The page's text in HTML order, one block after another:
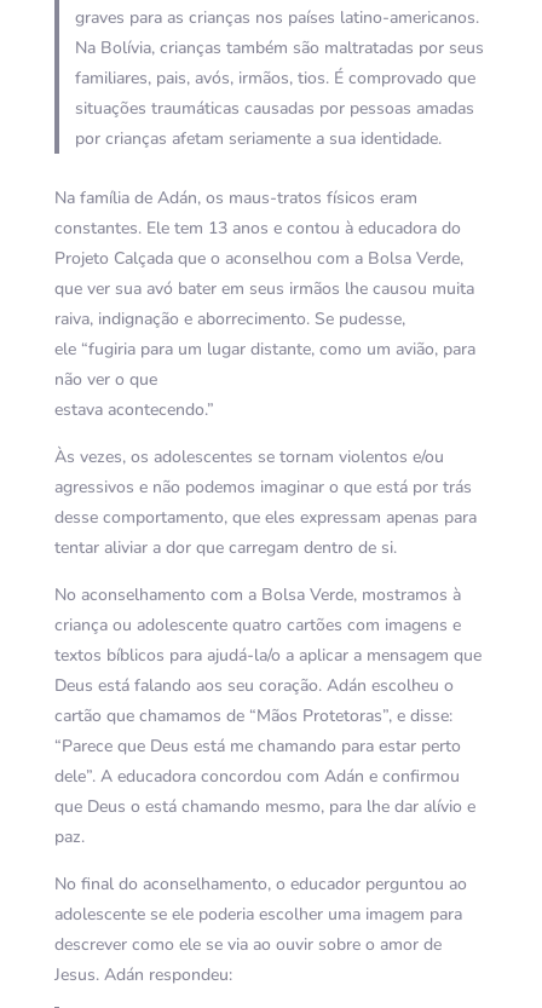
graves para as crianças nos países latino-americanos.
Na Bolívia, crianças também são maltratadas por seus
familiares, pais, avós, irmãos, tios. É comprovado que
situações traumáticas causadas por pessoas amadas
por crianças afetam seriamente a sua identidade.
Na família de Adán, os maus-tratos físicos eram
constantes. Ele tem 13 anos e contou à educadora do
Projeto Calçada que o aconselhou com a Bolsa Verde,
que ver sua avó bater em seus irmãos lhe causou muita
raiva, indignação e aborrecimento. Se pudesse,
ele “fugiria para um lugar distante, como um avião, para
não ver o que
estava acontecendo.”
Às vezes, os adolescentes se tornam violentos e/ou
agressivos e não podemos imaginar o que está por trás
desse comportamento, que eles expressam apenas para
tentar aliviar a dor que carregam dentro de si.
No aconselhamento com a Bolsa Verde, mostramos à
criança ou adolescente quatro cartões com imagens e
textos bíblicos para ajudá-la/o a aplicar a mensagem que
Deus está falando aos seu coração. Adán escolheu o
cartão que chamamos de “Mãos Protetoras”, e disse:
“Parece que Deus está me chamando para estar perto
dele”. A educadora concordou com Adán e confirmou
que Deus o está chamando mesmo, para lhe dar alívio e
paz.
No final do aconselhamento, o educador perguntou ao
adolescente se ele poderia escolher uma imagem para
descrever como ele se via ao ouvir sobre o amor de
Jesus. Adán respondeu: